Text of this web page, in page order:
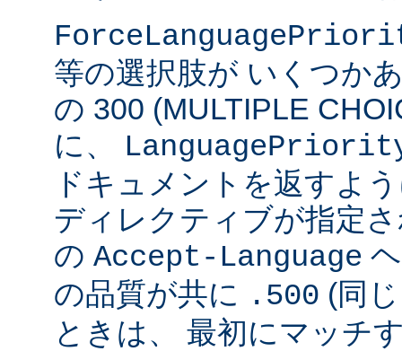
等の選択肢が いくつか
の 300 (MULTIPLE
に、
ドキュメントを返すよ
ディレクティブが指定
の Accept-Language
の品質が共に .500 (同
ときは、 最初にマッチ